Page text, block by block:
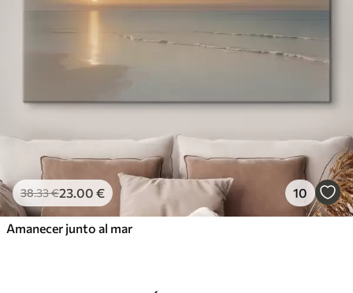
38.33€23.00 € 10
Amanecer junto al mar